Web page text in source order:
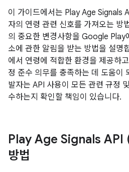
이 가이드에서는 Play Age Signals
자의 연령 관련 신호를 가져오는 방
의 중요한 변경사항을 Google Play
소에 관한 알림을 받는 방법을 설명
에서 연령에 적합한 환경을 제공하
정 준수 의무를 충족하는 데 도움이
발자는 API 사용이 모든 관련 규정
수하는지 확인할 책임이 있습니다.
Play Age Signals API
방법